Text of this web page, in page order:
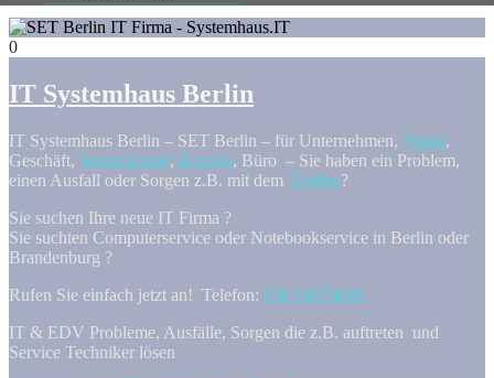
0
IT Systemhaus Berlin
IT Systemhaus Berlin – SET Berlin – für Unternehmen, Praxis,
Geschäft, Steuerberater, Kanzlei, Büro – Sie haben ein Problem,
einen Ausfall oder Sorgen z.B. mit dem Telefon?
Sie suchen Ihre neue IT Firma ?
Sie suchten Computerservice oder Notebookservice in Berlin oder
Brandenburg ?
Rufen Sie einfach jetzt an! Telefon: 030 54874086
IT & EDV Probleme, Ausfälle, Sorgen die z.B. auftreten und
Service Techniker lösen